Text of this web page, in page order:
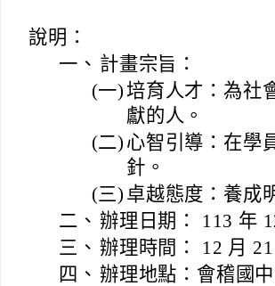
說明：
一、 計畫宗旨：
(一) 培育人才：為社
獻的人。
(二) 心智引導：在學
針。
(三) 卓越態度：養成
二、 辦理日期： 113 年
三、 辦理時間： 12 月
四、 辦理地點：會稽國